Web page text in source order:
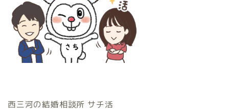
西三河の結婚相談所 サチ活